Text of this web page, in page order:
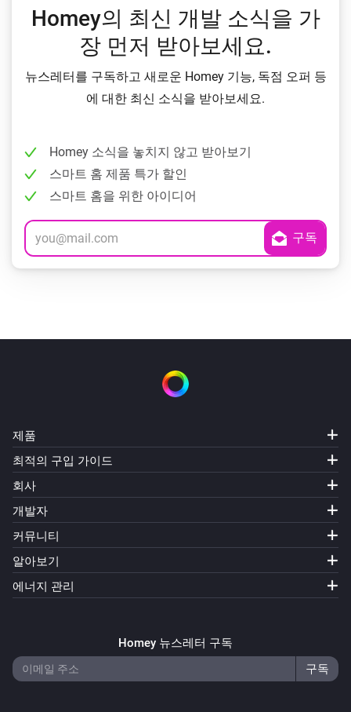
Homey의 최신 개발 소식을 가
장 먼저 받아보세요.
뉴스레터를 구독하고 새로운 Homey 기능, 독점 오퍼 등
에 대한 최신 소식을 받아보세요.
Homey 소식을 놓치지 않고 받아보기
스마트 홈 제품 특가 할인
스마트 홈을 위한 아이디어
제품
최적의 구입 가이드
회사
개발자
커뮤니티
알아보기
에너지 관리
Homey 뉴스레터 구독